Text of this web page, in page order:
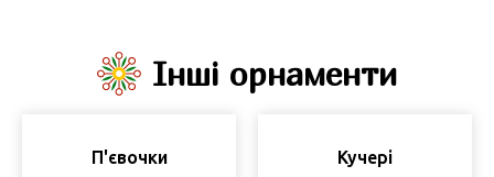
Інші орнаменти
П'євочки Кучері